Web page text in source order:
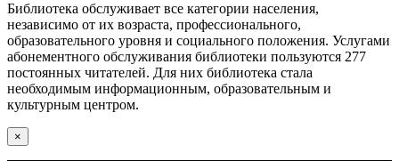
Библиотека обслуживает все категории населения,
независимо от их возраста, профессионального,
образовательного уровня и социального положения. Услугами
абонементного обслуживания библиотеки пользуются 277
постоянных читателей. Для них библиотека стала
необходимым информационным, образовательным и
культурным центром.
×